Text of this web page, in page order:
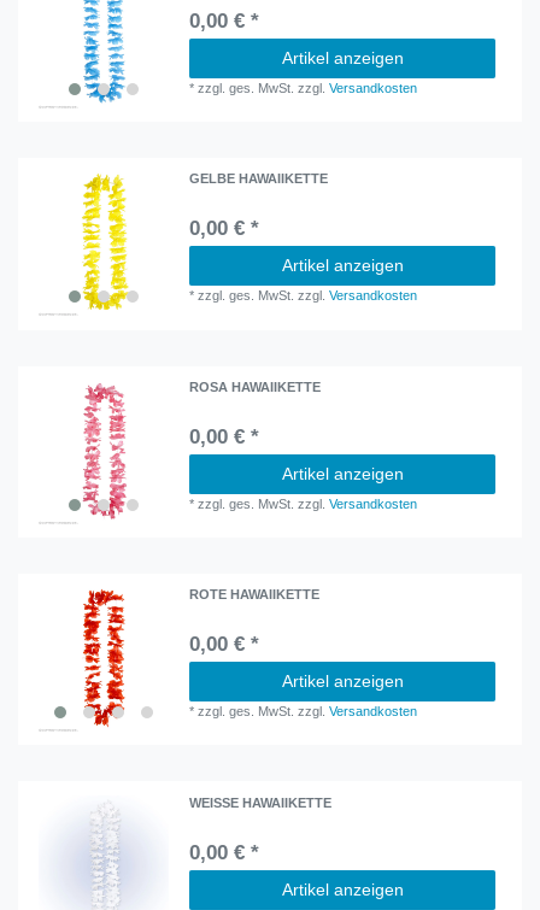
0,00 € *
Artikel anzeigen
*zzgl. ges. MwSt. zzgl.Versandkosten
GELBE HAWAIIKETTE
0,00 € *
Artikel anzeigen
*zzgl. ges. MwSt. zzgl.Versandkosten
ROSA HAWAIIKETTE
0,00 € *
Artikel anzeigen
*zzgl. ges. MwSt. zzgl.Versandkosten
ROTE HAWAIIKETTE
0,00 € *
Artikel anzeigen
*zzgl. ges. MwSt. zzgl.Versandkosten
WEISSE HAWAIIKETTE
0,00 € *
Artikel anzeigen